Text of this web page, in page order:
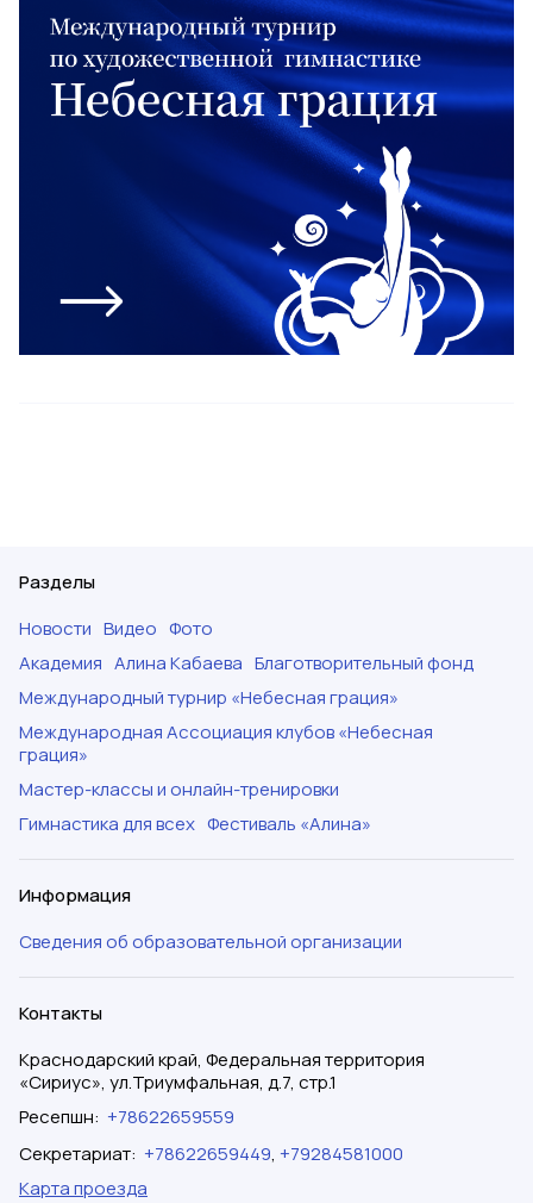
Разделы
Новости Видео Фото
Академия Алина Кабаева Благотворительный фонд
Международный турнир «Небесная грация»
Международная Ассоциация клубов «Небесная
грация»
Мастер-классы и онлайн-тренировки
Гимнастика для всех Фестиваль «Алина»
Информация
Сведения об образовательной организации
Контакты
Краснодарский край, Федеральная территория
«Сириус», ул.Триумфальная, д.7, стр.1
Ресепшн: +78622659559
Секретариат: +78622659449, +79284581000
Карта проезда